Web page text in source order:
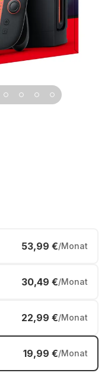
53,99 €/Monat
30,49 €/Monat
22,99 €/Monat
19,99 €/Monat